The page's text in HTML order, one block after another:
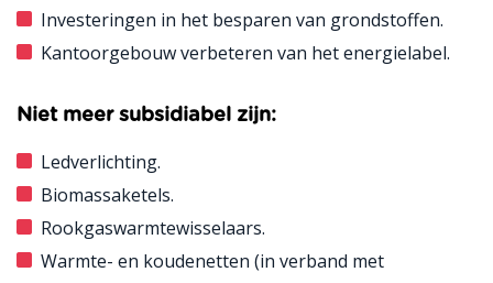
Investeringen in het besparen van grondstoffen.
Kantoorgebouw verbeteren van het energielabel.
Niet meer subsidiabel zijn:
Ledverlichting.
Biomassaketels.
Rookgaswarmtewisselaars.
Warmte- en koudenetten (in verband met